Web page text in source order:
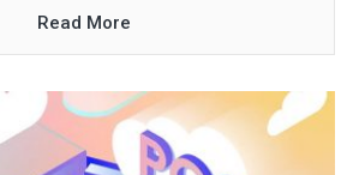
Read More